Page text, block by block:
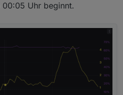
Uhr beginnt.